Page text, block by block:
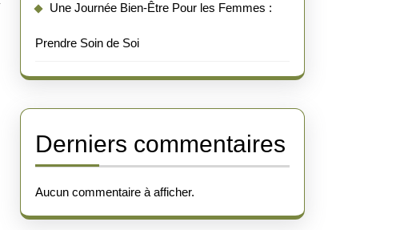
Une Journée Bien-Être Pour les Femmes :
Prendre Soin de Soi
Derniers commentaires
Aucun commentaire à afficher.